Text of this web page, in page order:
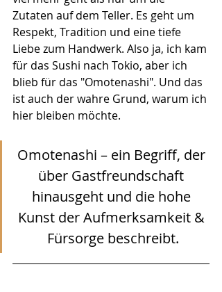
Zutaten auf dem Teller. Es geht um
Respekt, Tradition und eine tiefe
Liebe zum Handwerk. Also ja, ich kam
für das Sushi nach Tokio, aber ich
blieb für das "Omotenashi". Und das
ist auch der wahre Grund, warum ich
hier bleiben möchte.
Omotenashi – ein Begriff, der
über Gastfreundschaft
hinausgeht und die hohe
Kunst der Aufmerksamkeit &
Fürsorge beschreibt.